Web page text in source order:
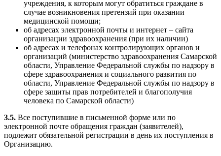
учреждения, к которым могут обратиться граждане в
случае возникновения претензий при оказании
медицинской помощи;
об адресах электронной почты и интернет – сайта
организации здравоохранения (при их наличии)
об адресах и телефонах контролирующих органов и
организаций (министерство здравоохранения Самарской
области, Управление Федеральной службы по надзору в
сфере здравоохранения и социального развития по
области, Управление Федеральной службы по надзору в
сфере защиты прав потребителей и благополучия
человека по Самарской области)
3.5. Все поступившие в письменной форме или по
электронной почте обращения граждан (заявителей),
подлежит обязательной регистрации в день их поступления в
Организацию.